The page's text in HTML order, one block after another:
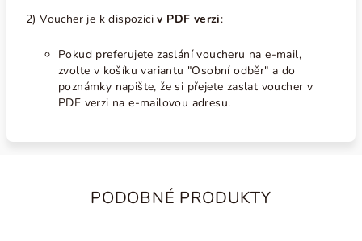
2) Voucher je k dispoziciv PDF verzi:
Pokud preferujete zaslání voucheru na e-mail,
zvolte v košíku variantu "Osobní odběr" a do
poznámky napište, že si přejete zaslat voucher v
PDF verzi na e-mailovou adresu.
PODOBNÉ PRODUKTY